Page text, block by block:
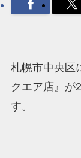
札幌市中央区
クエア店』が
す。